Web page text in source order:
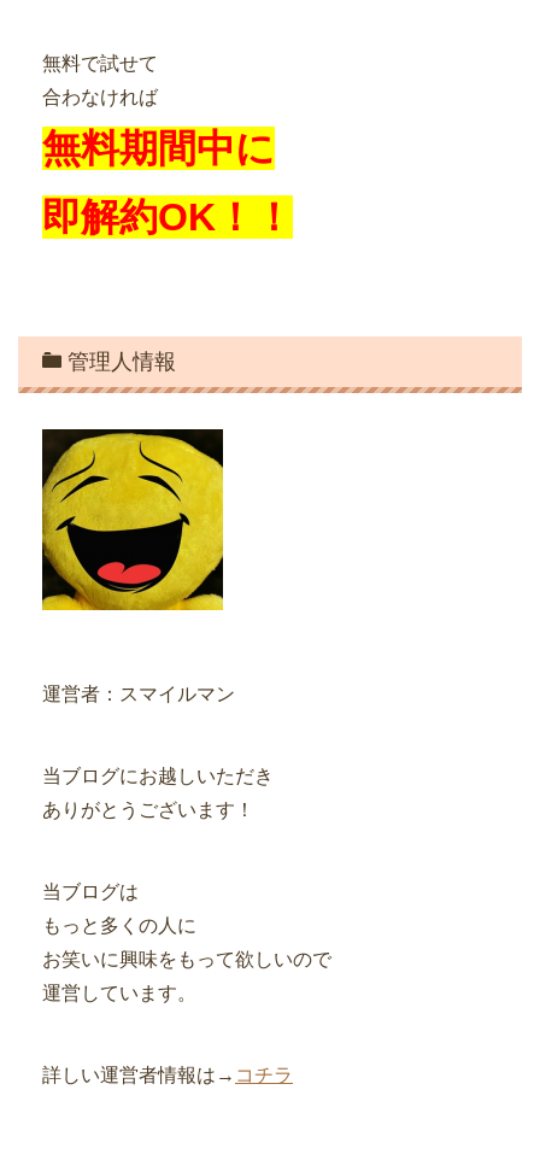
無料で試せて
合わなければ
無料期間中に
即解約OK！！
管理人情報
運営者：スマイルマン
当ブログにお越しいただき
ありがとうございます！
当ブログは
もっと多くの人に
お笑いに興味をもって欲しいので
運営しています。
詳しい運営者情報は→ コチラ